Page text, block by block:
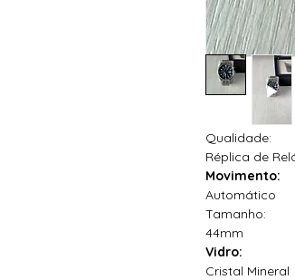
Qualidade:
Réplica de
Movimento:
Automático
Tamanho:
44mm
Vidro:
Cristal Mineral